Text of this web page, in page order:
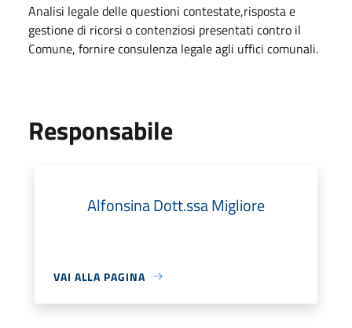
Analisi legale delle questioni contestate,risposta e
gestione di ricorsi o contenziosi presentati contro il
Comune, fornire consulenza legale agli uffici comunali.
Responsabile
Alfonsina Dott.ssa Migliore
VAI ALLA PAGINA